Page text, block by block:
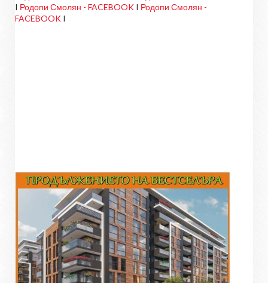
I Родопи Смолян - FACEBOOK I Родопи Смолян -
FACEBOOK I